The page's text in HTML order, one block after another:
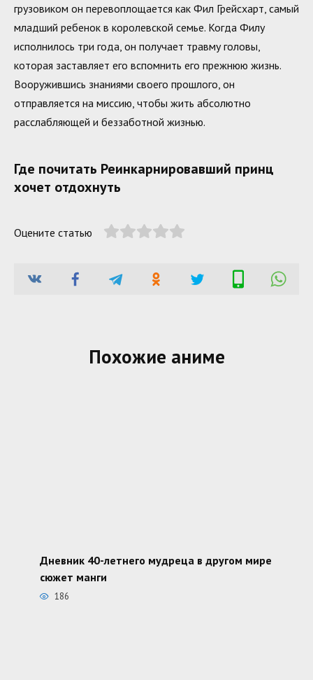
грузовиком он перевоплощается как Фил Грейсхарт, самый
младший ребенок в королевской семье. Когда Филу
исполнилось три года, он получает травму головы,
которая заставляет его вспомнить его прежнюю жизнь.
Вооружившись знаниями своего прошлого, он
отправляется на миссию, чтобы жить абсолютно
расслабляющей и беззаботной жизнью.
Где почитать Реинкарнировавший принц
хочет отдохнуть
Оцените статью
Похожие аниме
Дневник 40-летнего мудреца в другом мире
сюжет манги
186